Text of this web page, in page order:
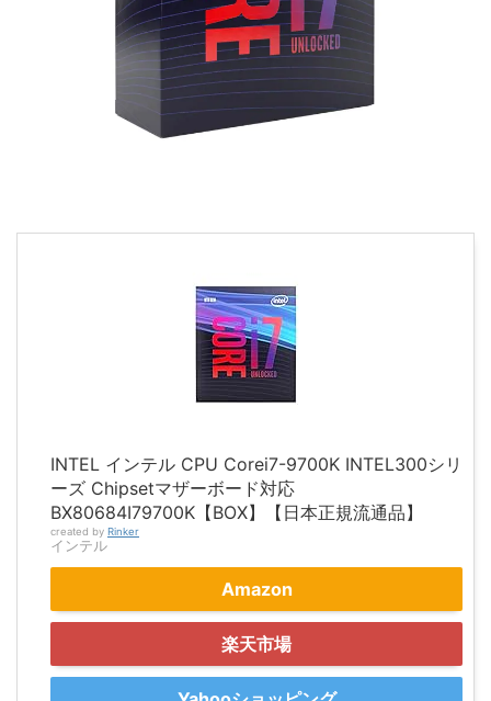
INTEL インテル CPU Corei7-9700K INTEL300シリ
ーズ Chipsetマザーボード対応
BX80684I79700K【BOX】【日本正規流通品】
created by Rinker
インテル
Amazon
楽天市場